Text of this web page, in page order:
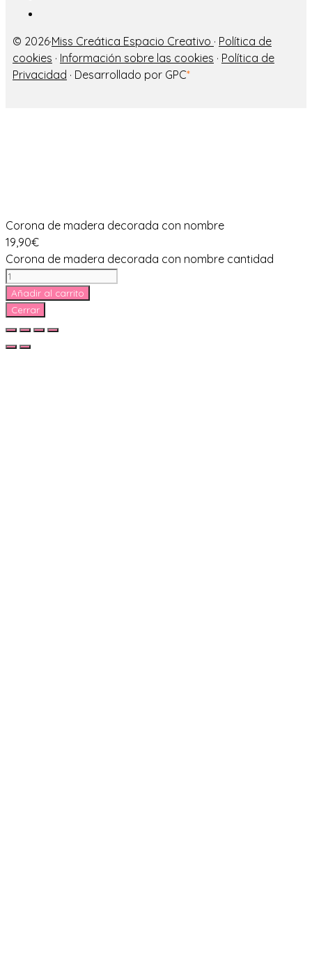
© 2026·Miss Creática Espacio Creativo · Política de
cookies · Información sobre las cookies · Política de
Privacidad · Desarrollado por GPC*
Corona de madera decorada con nombre
19,90€
Corona de madera decorada con nombre cantidad
Añadir al carrito
Cerrar